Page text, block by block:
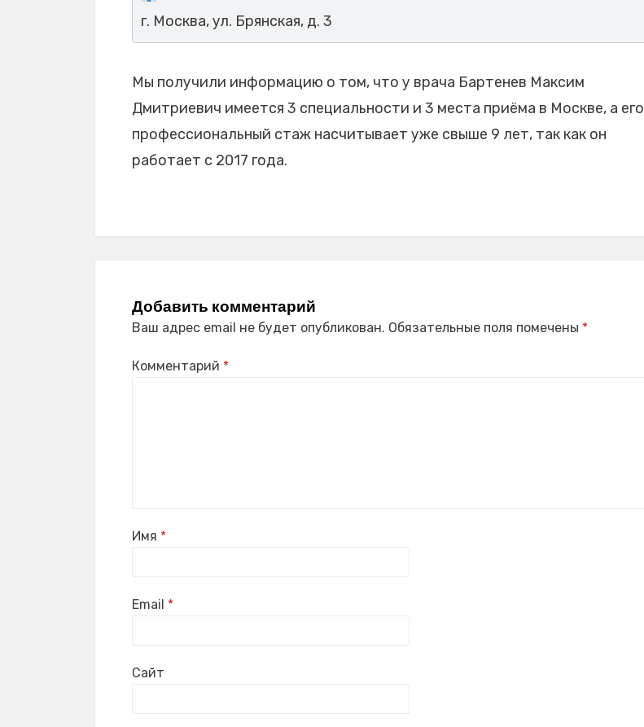
г. Москва, ул. Брянская, д. 3
Мы получили информацию о том, что у врача Бартенев Максим
Дмитриевич имеется 3 специальности и 3 места приёма в Москве, а его
профессиональный стаж насчитывает уже свыше 9 лет, так как он
работает с 2017 года.
Добавить комментарий
Ваш адрес email не будет опубликован. Обязательные поля помечены *
Комментарий *
Имя *
Email *
Сайт